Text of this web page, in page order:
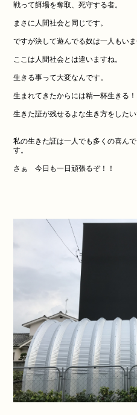
戦って餌場を奪取、死守する者。
まさに人間社会と同じです。
ですが決して遊んでる奴は一人もいま
ここは人間社会とは違いますね。
生きる事って大変なんです。
生まれてきたからには精一杯生きる！
生きた証が残せるよな生き方をしたい
私の生きた証は一人でも多くの喜ん
す。
さぁ 今日も一日頑張るぞ！！